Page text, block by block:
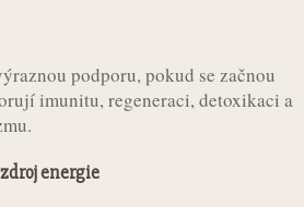
podporu, pokud se začnou
imunitu, regeneraci, detoxikaci a
energie